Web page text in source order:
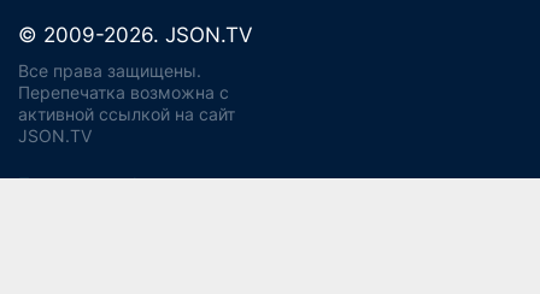
© 2009-2026. JSON.TV
Все права защищены.
Перепечатка возможна с
активной ссылкой на сайт
JSON.TV
Политика конфиденциальности